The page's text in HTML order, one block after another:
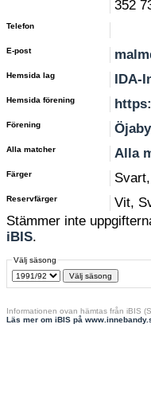
352
Telefon
E-post
Hemsida lag IDA-
Hemsida förening
Förening
Alla matcher Alla
Färger
Reservfärger
Vit,
Stämmer inte
iBIS.
Välj säsong
Informationen ovan hämtas från iBIS
Läs mer om iBIS på